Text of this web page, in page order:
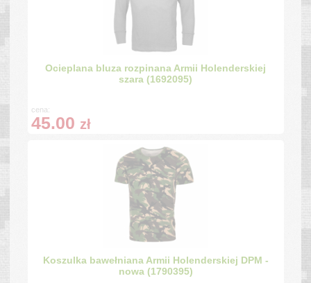
Ocieplana bluza rozpinana Armii Holenderskiej
szara (1692095)
cena:
45.00 zł
Koszulka bawełniana Armii Holenderskiej DPM -
nowa (1790395)